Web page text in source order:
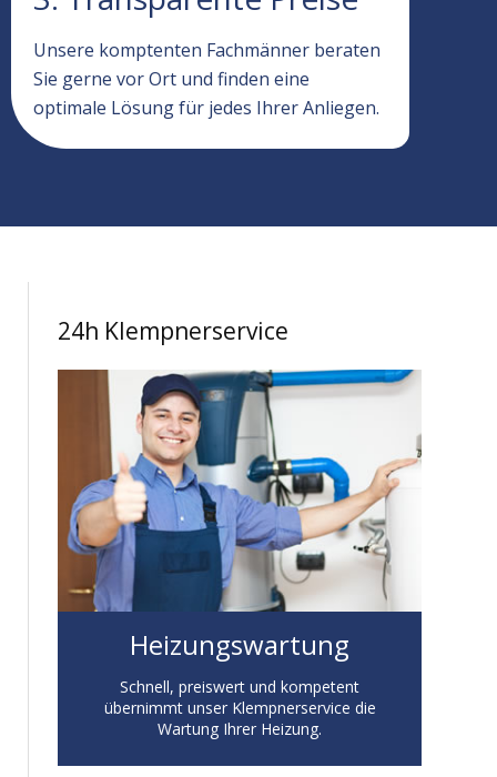
Unsere komptenten Fachmänner beraten
Sie gerne vor Ort und finden eine
optimale Lösung für jedes Ihrer Anliegen.
24h Klempnerservice
Heizungswartung
Schnell, preiswert und kompetent
übernimmt unser Klempnerservice die
Wartung Ihrer Heizung.